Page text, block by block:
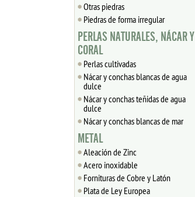
Otras piedras
Piedras de forma irregular
PERLAS NATURALES, NÁCAR Y
CORAL
Perlas cultivadas
Nácar y conchas blancas de agua
dulce
Nácar y conchas teñidas de agua
dulce
Nácar y conchas blancas de mar
METAL
Aleación de Zinc
Acero inoxidable
Fornituras de Cobre y Latón
Plata de Ley Europea